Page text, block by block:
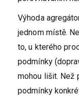
Výhoda
jednom místě.
to, u kterého
podmínky
mohou lišit. Než
podmínky